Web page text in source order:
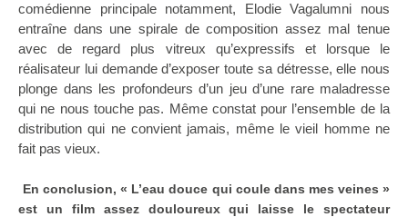
comédienne principale notamment, Elodie Vagalumni nous
entraîne dans une spirale de composition assez mal tenue
avec de regard plus vitreux qu’expressifs et lorsque le
réalisateur lui demande d’exposer toute sa détresse, elle nous
plonge dans les profondeurs d’un jeu d’une rare maladresse
qui ne nous touche pas. Même constat pour l’ensemble de la
distribution qui ne convient jamais, même le vieil homme ne
fait pas vieux.
En conclusion, « L’eau douce qui coule dans mes veines »
est un film assez douloureux qui laisse le spectateur